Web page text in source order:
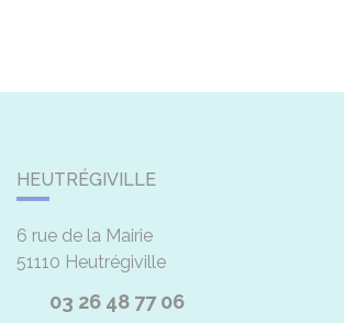
HEUTRÉGIVILLE
6 rue de la Mairie
51110 Heutrégiville
03 26 48 77 06